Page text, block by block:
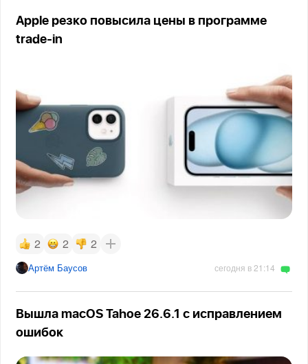
Apple резко повысила цены в программе
trade-in
2 2 2
Артём Баусов сегодня в 21:14
Вышла macOS Tahoe 26.6.1 с исправлением
ошибок